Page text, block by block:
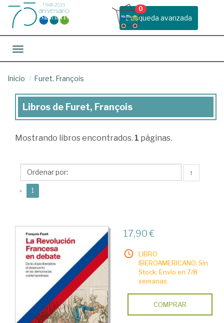
Busqueda avanzada
0
Toggle navigation
Inicio Furet, François
Libros
Furet,
Libros de Furet, François
Mostrando libros encontrados. 1 páginas.
↑
« 1
17,90 €
LIBRO
IBEROAMERICANO. Sin
Stock. Envío en 7/8
semanas.
COMPRAR